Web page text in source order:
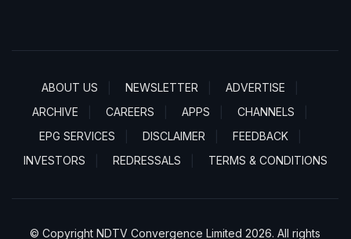
ABOUT US NEWSLETTER
ADVERTISE
ARCHIVE
CAREERS APPS
CHANNELS
EPG SERVICES
DISCLAIMER
FEEDBACK
INVESTORS
REDRESSALS TERMS & CONDITIONS
© Copyright NDTV Convergence Limited 2026. All rights